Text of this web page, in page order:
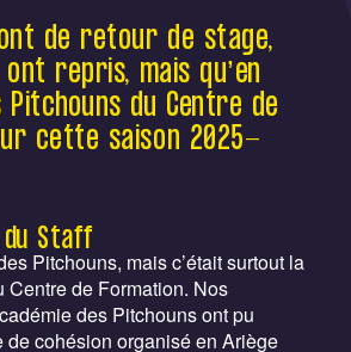
ont repris le travail ce lundi
sont en pleines formes.
de retour de stage,
repris, mais qu’en
du Centre de
cette saison 2025-
du Staff
Pitchouns, mais c’était surtout la
Centre de Formation. Nos
des Pitchouns ont pu
de cohésion organisé en Ariège